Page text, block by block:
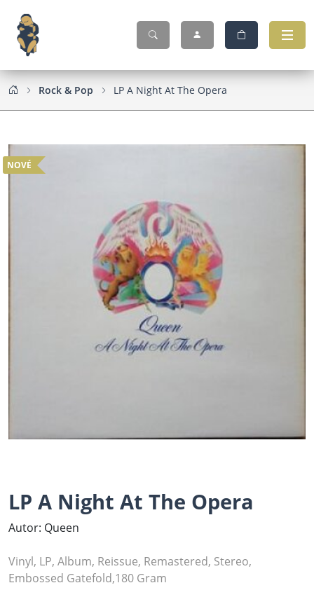
Rock & Pop LP A Night At The Opera
NOVÉ
LP A Night At The Opera
Autor: Queen
Vinyl, LP, Album, Reissue, Remastered, Stereo,
Embossed Gatefold,180 Gram